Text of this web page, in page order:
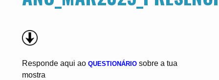
Responde aqui ao QUESTIONÁRIO sobre a tua
mostra